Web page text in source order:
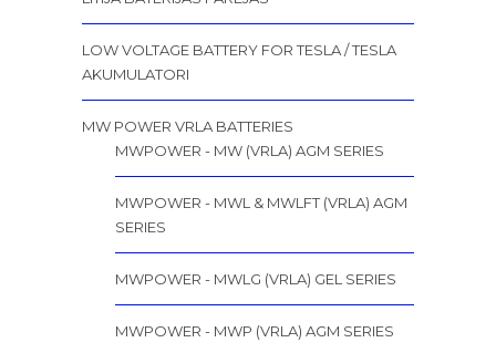
LOW VOLTAGE BATTERY FOR TESLA / TESLA
AKUMULATORI
MW POWER VRLA BATTERIES
MWPOWER - MW (VRLA) AGM SERIES
MWPOWER - MWL & MWLFT (VRLA) AGM
SERIES
MWPOWER - MWLG (VRLA) GEL SERIES
MWPOWER - MWP (VRLA) AGM SERIES